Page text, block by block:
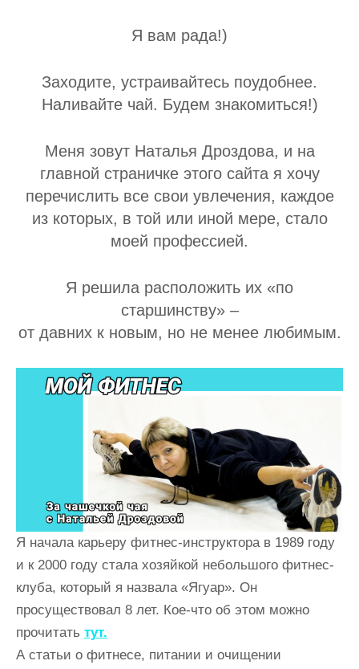
Я вам рада!)
Заходите, устраивайтесь поудобнее.
Наливайте чай. Будем знакомиться!)
Меня зовут Наталья Дроздова, и на
главной страничке этого сайта я хочу
перечислить все свои увлечения, каждое
из которых, в той или иной мере, стало
моей профессией.
Я решила расположить их «по
старшинству» –
от давних к новым, но не менее любимым.
Я начала карьеру фитнес-инструктора в 1989 году
и к 2000 году стала хозяйкой небольшого фитнес-
клуба, который я назвала «Ягуар». Он
просуществовал 8 лет. Кое-что об этом можно
прочитать тут.
А статьи о фитнесе, питании и очищении